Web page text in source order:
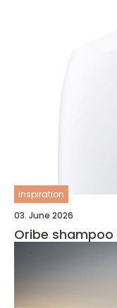
inspiration
03. June 2026